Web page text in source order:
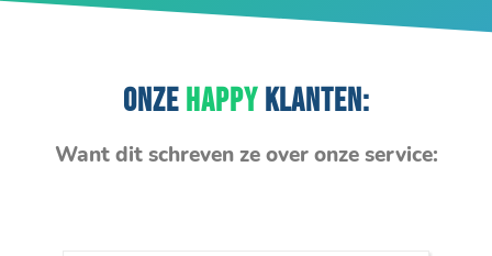
ONZEHAPPYKLANTEN:
Want dit schreven ze over onze service: